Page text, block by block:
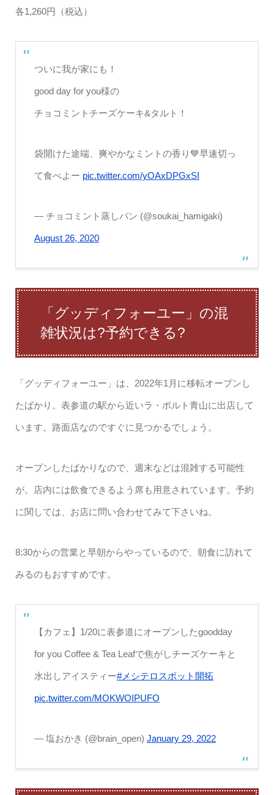
各1,260円（税込）
ついに我が家にも！
good day for you様の
チョコミントチーズケーキ&タルト！
袋開けた途端、爽やかなミントの香り💙早速切っ
て食べよー pic.twitter.com/yOAxDPGxSI
— チョコミント蒸しパン (@soukai_hamigaki)
August 26, 2020
「グッディフォーユー」の混
雑状況は?予約できる?
「グッディフォーユー」は、2022年1月に移転オープンし
たばかり。表参道の駅から近いラ・ポルト青山に出店して
います。路面店なのですぐに見つかるでしょう。
オープンしたばかりなので、週末などは混雑する可能性
が。店内には飲食できるよう席も用意されています。予約
に関しては、お店に問い合わせてみて下さいね。
8:30からの営業と早朝からやっているので、朝食に訪れて
みるのもおすすめです。
【カフェ】1/20に表参道にオープンしたgoodday
for you Coffee & Tea Leafで焦がしチーズケーキと
水出しアイスティー#メシテロスポット開拓
pic.twitter.com/MOKWOIPUFO
— 塩おかき (@brain_open) January 29, 2022